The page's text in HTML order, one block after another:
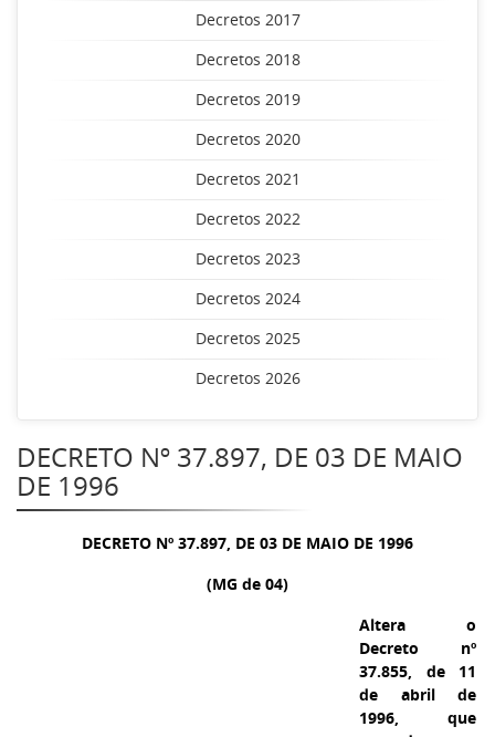
Decretos 2017
Decretos 2018
Decretos 2019
Decretos 2020
Decretos 2021
Decretos 2022
Decretos 2023
Decretos 2024
Decretos 2025
Decretos 2026
DECRETO Nº 37.897, DE 03 DE MAIO
DE 1996
DECRETO Nº 37.897, DE 03 DE MAIO DE 1996
(MG de 04)
Altera o
Decreto nº
37.855, de 11
de abril de
1996, que